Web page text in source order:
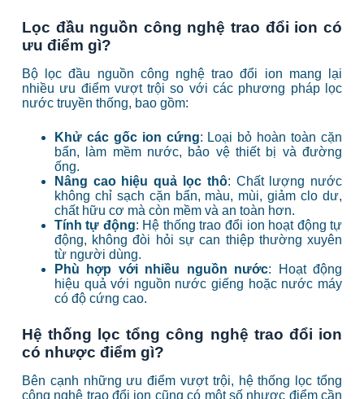
Lọc đầu nguồn công nghệ trao đổi ion có
ưu điểm gì?
Bộ lọc đầu nguồn công nghệ trao đổi ion mang lại
nhiều ưu điểm vượt trội so với các phương pháp lọc
nước truyền thống, bao gồm:
Khử các gốc ion cứng: Loại bỏ hoàn toàn cặn
bẩn, làm mềm nước, bảo vệ thiết bị và đường
ống.
Nâng cao hiệu quả lọc thô: Chất lượng nước
không chỉ sạch cặn bẩn, màu, mùi, giảm clo dư,
chất hữu cơ mà còn mềm và an toàn hơn.
Tính tự động: Hệ thống trao đổi ion hoạt động tự
động, không đòi hỏi sự can thiệp thường xuyên
từ người dùng.
Phù hợp với nhiều nguồn nước: Hoạt động
hiệu quả với nguồn nước giếng hoặc nước máy
có độ cứng cao.
Hệ thống lọc tổng công nghệ trao đổi ion
có nhược điểm gì?
Bên cạnh những ưu điểm vượt trội, hệ thống lọc tổng
công nghệ trao đổi ion cũng có một số nhược điểm cần